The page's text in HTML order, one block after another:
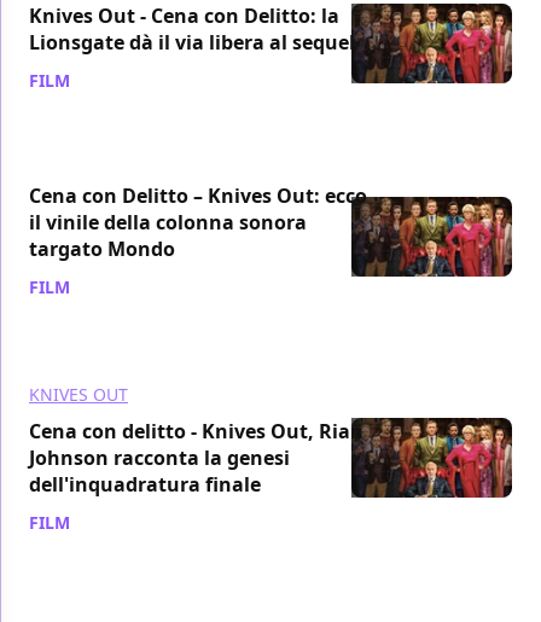
Knives Out - Cena con Delitto: la
Lionsgate dà il via libera al sequel
FILM
Cena con Delitto – Knives Out: ecco
il vinile della colonna sonora
targato Mondo
FILM
KNIVES OUT
Cena con delitto - Knives Out, Rian
Johnson racconta la genesi
dell'inquadratura finale
FILM